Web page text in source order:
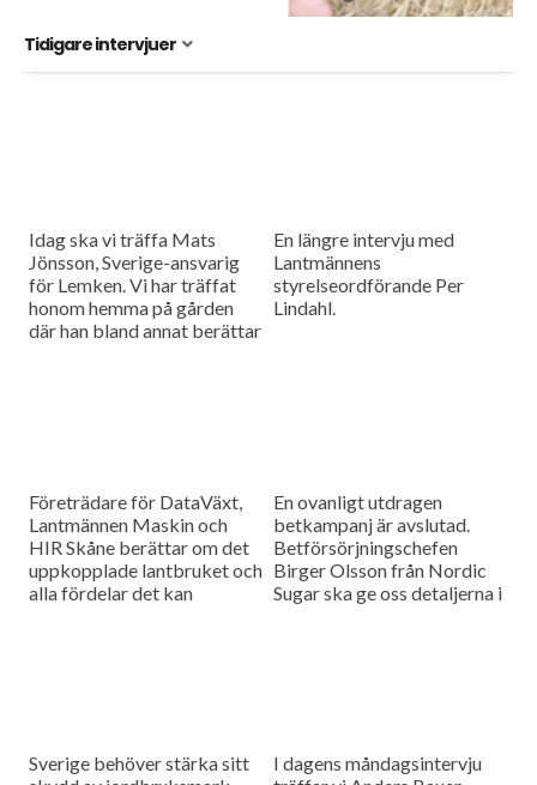
Tidigare intervjuer
Idag ska vi träffa Mats
Jönsson, Sverige-ansvarig
för Lemken. Vi har träffat
honom hemma på gården
där han bland annat berättar
En längre intervju med
Lantmännens
styrelseordförande Per
Lindahl.
Företrädare för DataVäxt,
Lantmännen Maskin och
HIR Skåne berättar om det
uppkopplade lantbruket och
alla fördelar det kan
En ovanligt utdragen
betkampanj är avslutad.
Betförsörjningschefen
Birger Olsson från Nordic
Sugar ska ge oss detaljerna i
Sverige behöver stärka sitt
I dagens måndagsintervju